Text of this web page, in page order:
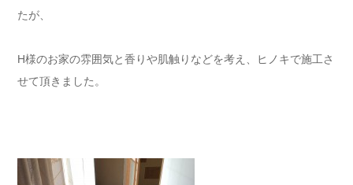
たが、
H様のお家の雰囲気と香りや肌触りなどを考え、ヒノキで施工さ
せて頂きました。